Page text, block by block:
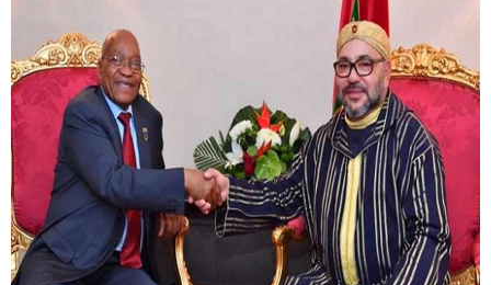
Tourisme
Régions
Hotels